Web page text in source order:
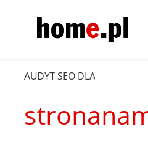
AUDYT SEO DLA